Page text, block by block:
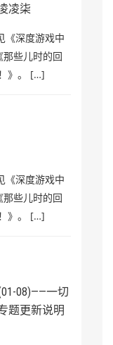
凌柒
《深度游戏中
些儿时的回
》。 […]
《深度游戏中
些儿时的回
》。 […]
08)——一切
题更新说明